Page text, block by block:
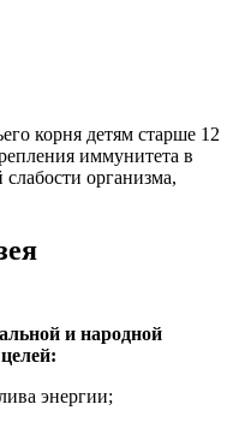
корня детям старше 12
иммунитета в
организма,
и народной
энергии;